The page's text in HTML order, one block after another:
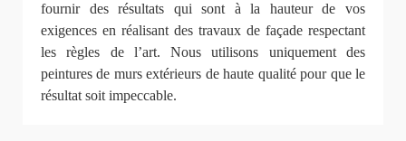
fournir des résultats qui sont à la hauteur de vos
exigences en réalisant des travaux de façade respectant
les règles de l’art. Nous utilisons uniquement des
peintures de murs extérieurs de haute qualité pour que le
résultat soit impeccable.